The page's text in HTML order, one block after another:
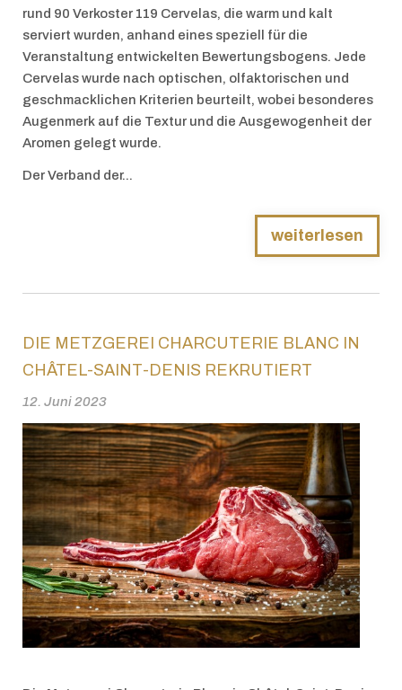
rund 90 Verkoster 119 Cervelas, die warm und kalt
serviert wurden, anhand eines speziell für die
Veranstaltung entwickelten Bewertungsbogens. Jede
Cervelas wurde nach optischen, olfaktorischen und
geschmacklichen Kriterien beurteilt, wobei besonderes
Augenmerk auf die Textur und die Ausgewogenheit der
Aromen gelegt wurde.
Der Verband der...
weiterlesen
DIE METZGEREI CHARCUTERIE BLANC IN
CHÂTEL-SAINT-DENIS REKRUTIERT
12. Juni 2023